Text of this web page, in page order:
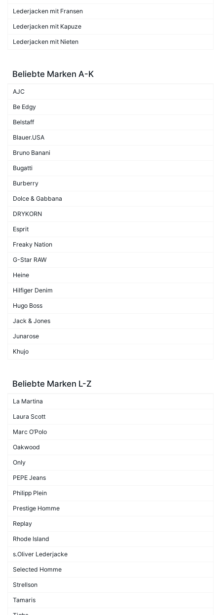
Lederjacken mit Fransen
Lederjacken mit Kapuze
Lederjacken mit Nieten
Beliebte Marken A-K
AJC
Be Edgy
Belstaff
Blauer.USA
Bruno Banani
Bugatti
Burberry
Dolce & Gabbana
DRYKORN
Esprit
Freaky Nation
G-Star RAW
Heine
Hilfiger Denim
Hugo Boss
Jack & Jones
Junarose
Khujo
Beliebte Marken L-Z
La Martina
Laura Scott
Marc O’Polo
Oakwood
Only
PEPE Jeans
Philipp Plein
Prestige Homme
Replay
Rhode Island
s.Oliver Lederjacke
Selected Homme
Strellson
Tamaris